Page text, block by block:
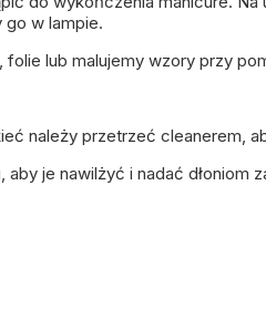
w lampie.
folie lub malujemy wzory przy
należy przetrzeć cleanerem ,
aby je nawilżyć i nadać dłoniom